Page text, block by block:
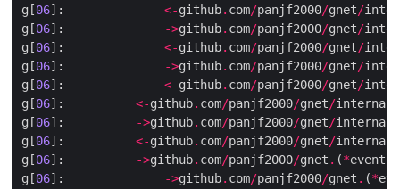
g[06]: <-github. com/panjf2000/gnet/
g[06]: ->github. com/panjf2000/gnet/
g[06]: <-github. com/panjf2000/gnet/
g[06]: ->github. com/panjf2000/gnet/
g[06]: <-github. com/panjf2000/gnet/
g[06]: <-github. com/panjf2000/gnet/internal
g[06]: ->github. com/panjf2000/gnet/internal
g[06]: <-github. com/panjf2000/gnet/internal
g[06]: ->github. com/panjf2000/gnet . (*
g[06]: ->github. com/panjf2000/gnet . (*